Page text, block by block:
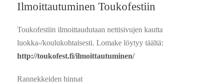
Ilmoittautuminen Toukofestiin
Toukofestiin ilmoittaudutaan nettisivujen kautta
luokka-/koulukohtaisesti. Lomake löytyy täältä:
http://toukofest.fi/ilmoittautuminen/
Rannekkeiden hinnat